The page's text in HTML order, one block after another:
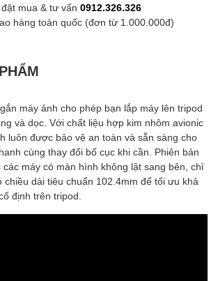
mua & tư vấn 0912.326.326
hàng toàn quốc (đơn từ 1.000.000đ)
máy ảnh cho phép bạn lắp máy lên tripod
và dọc. Với chất liệu hợp kim nhôm avionic
luôn được bảo vệ an toàn và sẵn sàng cho
cùng thay đổi bố cục khi cần. Phiên bản
máy có màn hình không lật sang bên, chỉ
chiều dài tiêu chuẩn 102.4mm để tối ưu khả
định trên tripod.